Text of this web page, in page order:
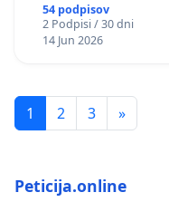
54 podpisov
2 Podpisi / 30 dni
14 Jun 2026
1 2 3 »
Peticija.online